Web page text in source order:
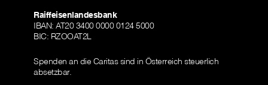
Raiffeisenlandesbank
IBAN: AT20 3400 0000 0124 5000
BIC: RZOOAT2L
Spenden an die Caritas sind in Österreich steuerlich
absetzbar.